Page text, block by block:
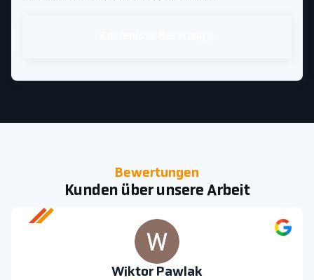
Bewertungen
Kunden über unsere Arbeit
Wiktor Pawlak